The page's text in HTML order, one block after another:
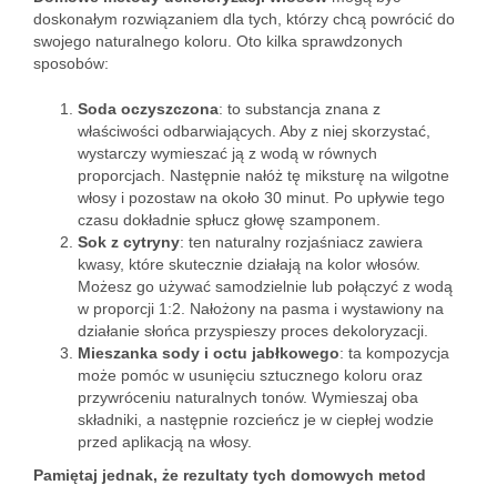
doskonałym rozwiązaniem dla tych, którzy chcą powrócić do
swojego naturalnego koloru. Oto kilka sprawdzonych
sposobów:
Soda oczyszczona: to substancja znana z
właściwości odbarwiających. Aby z niej skorzystać,
wystarczy wymieszać ją z wodą w równych
proporcjach. Następnie nałóż tę miksturę na wilgotne
włosy i pozostaw na około 30 minut. Po upływie tego
czasu dokładnie spłucz głowę szamponem.
Sok z cytryny: ten naturalny rozjaśniacz zawiera
kwasy, które skutecznie działają na kolor włosów.
Możesz go używać samodzielnie lub połączyć z wodą
w proporcji 1:2. Nałożony na pasma i wystawiony na
działanie słońca przyspieszy proces dekoloryzacji.
Mieszanka sody i octu jabłkowego: ta kompozycja
może pomóc w usunięciu sztucznego koloru oraz
przywróceniu naturalnych tonów. Wymieszaj oba
składniki, a następnie rozcieńcz je w ciepłej wodzie
przed aplikacją na włosy.
Pamiętaj jednak, że rezultaty tych domowych metod